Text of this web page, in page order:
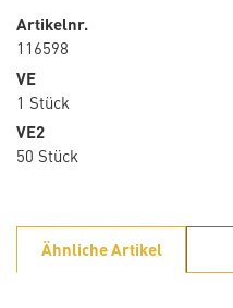
Artikelnr.
116598
VE
1 Stück
VE2
50 Stück
Ähnliche Artikel